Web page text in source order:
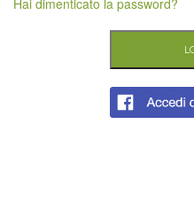
Hai dimenticato la password?